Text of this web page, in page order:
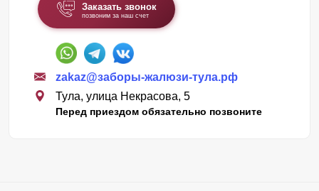
Заказать звонок
позвоним за наш счет
zakaz@заборы-жалюзи-тула.рф
Тула, улица Некрасова, 5
Перед приездом обязательно позвоните